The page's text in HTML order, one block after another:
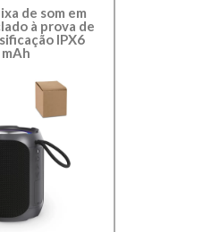
de som em
à prova de
IPX6